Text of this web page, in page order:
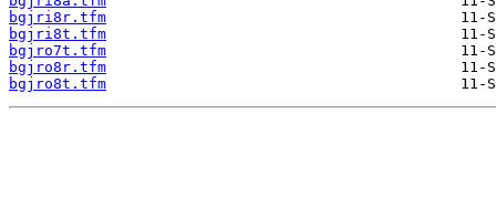
bgjri8r.tfm
bgjri8t.tfm
bgjro7t.tfm
bgjro8r.tfm
bgjro8t.tfm